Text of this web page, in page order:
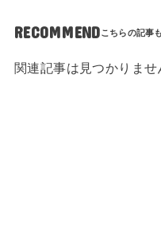
RECOMMEND
関連記事は見つかりませ